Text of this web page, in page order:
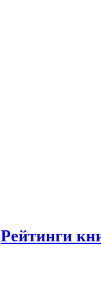
Рейтинги